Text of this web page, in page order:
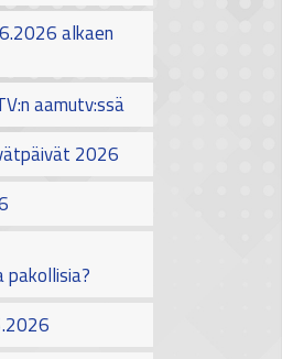
alkaen
aamutv:ssä
2026